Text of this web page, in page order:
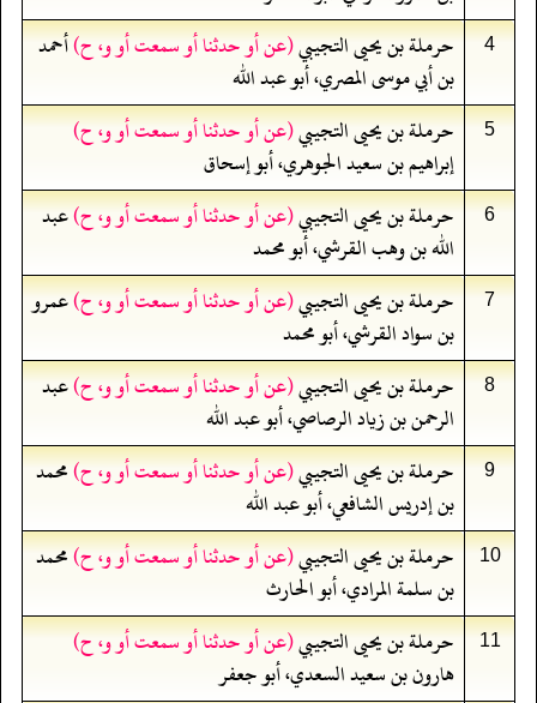
4 حرملة بن يحيى التجيبي(عن أو حدثنا أو سمعت أو و، ح)أحمد
بن أبي موسى المصري، أبو عبد الله
5 حرملة بن يحيى التجيبي(عن أو حدثنا أو سمعت أو و، ح)
إبراهيم بن سعيد الجوهري، أبو إسحاق
6 حرملة بن يحيى التجيبي(عن أو حدثنا أو سمعت أو و، ح)عبد
الله بن وهب القرشي، أبو محمد
7 حرملة بن يحيى التجيبي(عن أو حدثنا أو سمعت أو و، ح)عمرو
بن سواد القرشي، أبو محمد
8 حرملة بن يحيى التجيبي(عن أو حدثنا أو سمعت أو و، ح)عبد
الرحمن بن زياد الرصاصي، أبو عبد الله
9 حرملة بن يحيى التجيبي(عن أو حدثنا أو سمعت أو و، ح)محمد
بن إدريس الشافعي، أبو عبد الله
10 حرملة بن يحيى التجيبي(عن أو حدثنا أو سمعت أو و، ح)محمد
بن سلمة المرادي، أبو الحارث
11 حرملة بن يحيى التجيبي(عن أو حدثنا أو سمعت أو و، ح)
هارون بن سعيد السعدي، أبو جعفر